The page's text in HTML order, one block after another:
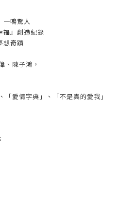
一鳴驚人
福』創造紀錄
想奇蹟
、陳子鴻，
愛情字典」、「不是真的愛我」